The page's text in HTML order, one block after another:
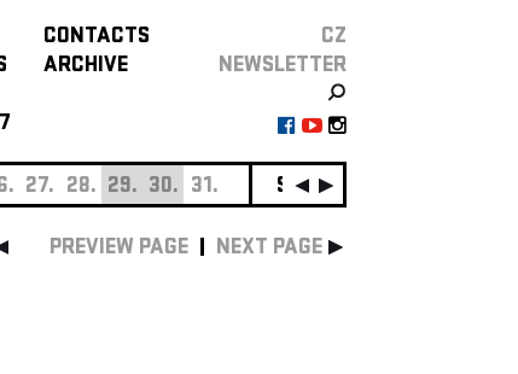
CONTACTS
ARCHIVE
CZ
NEWSLETTER
27. 28. 29. 30. 31. SEPTEMBER
PREVIEW PAGE NEXT PAGE